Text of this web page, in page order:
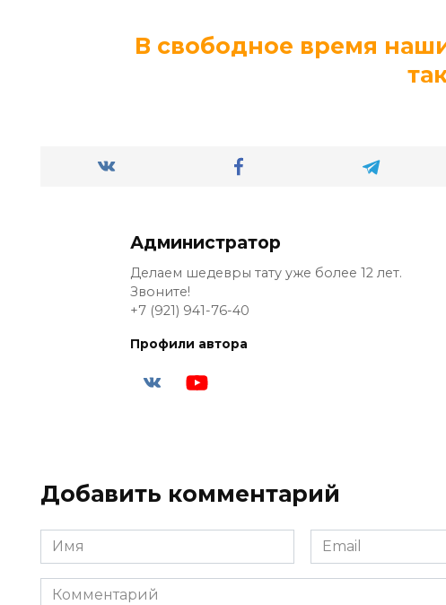
В свободное время
Администратор
Делаем шедевры тату уже более 12 лет.
Звоните!
+7 (921) 941-76-40
Профили автора
Добавить комментарий
Имя
*
Email
*
Комментарий